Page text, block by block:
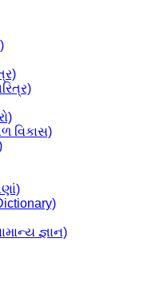
વિકાસ)
જ્ઞાન)